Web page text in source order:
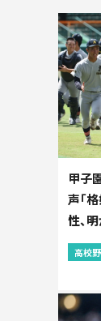
甲子
声「
性、
高校